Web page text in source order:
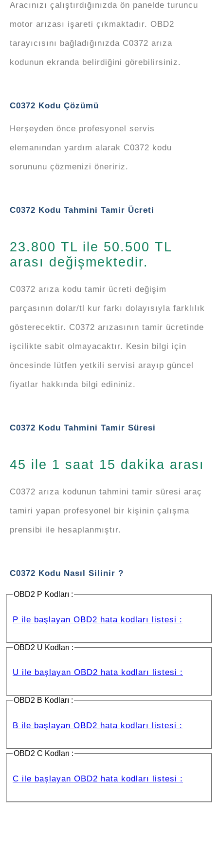
Aracınızı çalıştırdığınızda ön panelde turuncu
motor arızası işareti çıkmaktadır. OBD2
tarayıcısını bağladığınızda C0372 arıza
kodunun ekranda belirdiğini görebilirsiniz.
C0372 Kodu Çözümü
Herşeyden önce profesyonel servis
elemanından yardım alarak C0372 kodu
sorununu çözmenizi öneririz.
C0372 Kodu Tahmini Tamir Ücreti
23.800 TL ile 50.500 TL
arası değişmektedir.
C0372 arıza kodu tamir ücreti değişim
parçasının dolar/tl kur farkı dolayısıyla farklılık
gösterecektir. C0372 arızasının tamir ücretinde
işcilikte sabit olmayacaktır. Kesin bilgi için
öncesinde lütfen yetkili servisi arayıp güncel
fiyatlar hakkında bilgi edininiz.
C0372 Kodu Tahmini Tamir Süresi
45 ile 1 saat 15 dakika arası
C0372 arıza kodunun tahmini tamir süresi araç
tamiri yapan profesyonel bir kişinin çalışma
prensibi ile hesaplanmıştır.
C0372 Kodu Nasıl Silinir ?
OBD2 P Kodları :
P ile başlayan OBD2 hata kodları listesi :
OBD2 U Kodları :
U ile başlayan OBD2 hata kodları listesi :
OBD2 B Kodları :
B ile başlayan OBD2 hata kodları listesi :
OBD2 C Kodları :
C ile başlayan OBD2 hata kodları listesi :